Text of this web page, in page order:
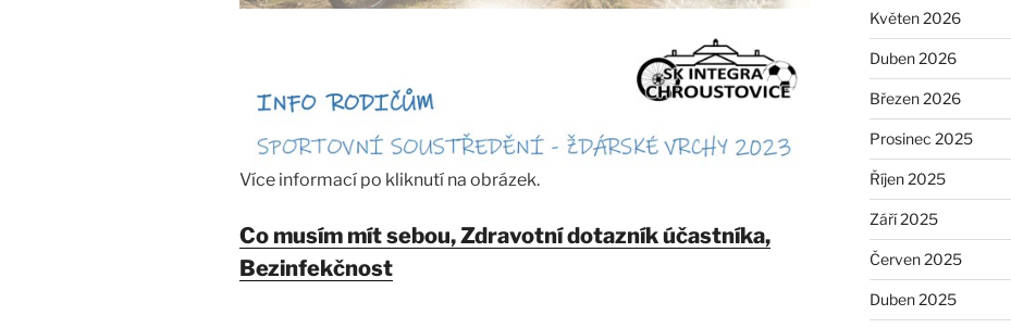
Více informací po kliknutí na obrázek.
Co musím mít sebou, Zdravotní dotazník účastníka,
Bezinfekčnost
Květen 2026
Duben 2026
Březen 2026
Prosinec 2025
Říjen 2025
Září 2025
Červen 2025
Duben 2025